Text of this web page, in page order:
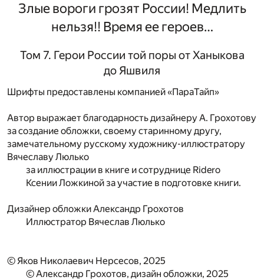
Злые вороги грозят России! Медлить
нельзя!! Время ее героев…
Том 7. Герои России той поры от Ханыкова
до Яшвиля
Шрифты предоставлены компанией «ПараТайп»
Автор выражает благодарность дизайнеру А. Грохотову
за создание обложки, своему старинному другу,
замечательному русскому художнику-иллюстратору
Вячеславу Люлько
за иллюстрации в книге и сотруднице Ridero
Ксении Ложкиной за участие в подготовке книги.
Дизайнер обложкиАлександр Грохотов
Иллюстратор Вячеслав Люлько
© Яков Николаевич Нерсесов, 2025
© Александр Грохотов, дизайн обложки, 2025